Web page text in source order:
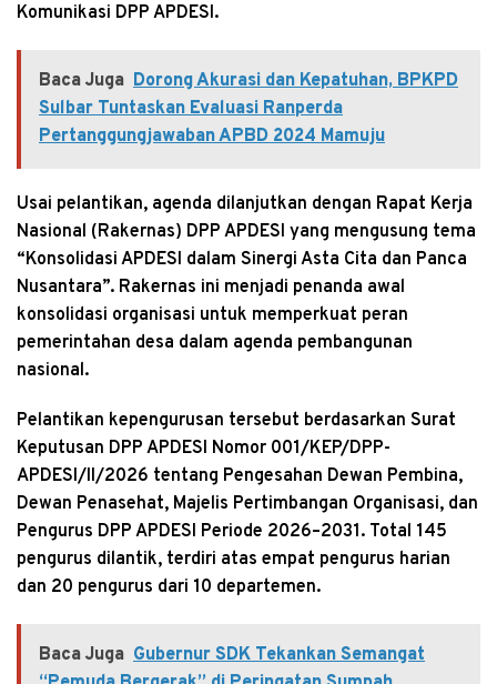
Komunikasi DPP APDESI.
Baca Juga Dorong Akurasi dan Kepatuhan, BPKPD
Sulbar Tuntaskan Evaluasi Ranperda
Pertanggungjawaban APBD 2024 Mamuju
Usai pelantikan, agenda dilanjutkan dengan Rapat Kerja
Nasional (Rakernas) DPP APDESI yang mengusung tema
“Konsolidasi APDESI dalam Sinergi Asta Cita dan Panca
Nusantara”. Rakernas ini menjadi penanda awal
konsolidasi organisasi untuk memperkuat peran
pemerintahan desa dalam agenda pembangunan
nasional.
Pelantikan kepengurusan tersebut berdasarkan Surat
Keputusan DPP APDESI Nomor 001/KEP/DPP-
APDESI/II/2026 tentang Pengesahan Dewan Pembina,
Dewan Penasehat, Majelis Pertimbangan Organisasi, dan
Pengurus DPP APDESI Periode 2026–2031. Total 145
pengurus dilantik, terdiri atas empat pengurus harian
dan 20 pengurus dari 10 departemen.
Baca Juga Gubernur SDK Tekankan Semangat